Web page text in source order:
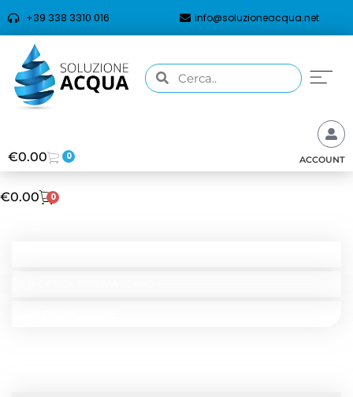
+39 338 3310 016 info@soluzioneacqua.net
€0.00 0 ACCOUNT
€0.00 0